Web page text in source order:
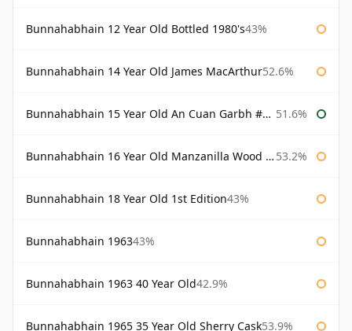
Bunnahabhain 12 Year Old Bottled 1980's43%
Bunnahabhain 14 Year Old James MacArthur52.6%
Bunnahabhain 15 Year Old An Cuan Garbh #1 Westering Home Collection 51.6%
Bunnahabhain 16 Year Old Manzanilla Wood Finish 53.2%
Bunnahabhain 18 Year Old 1st Edition43%
Bunnahabhain 196343%
Bunnahabhain 1963 40 Year Old42.9%
Bunnahabhain 1965 35 Year Old Sherry Cask53.9%